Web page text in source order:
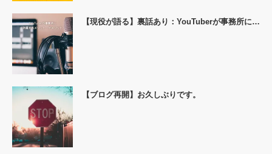
【現役が語る】裏話あり：YouTuberが事務所に…
【ブログ再開】お久しぶりです。